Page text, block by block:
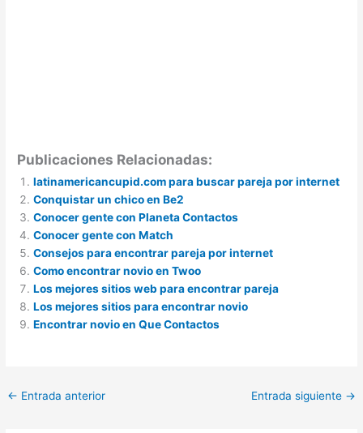
Publicaciones Relacionadas:
latinamericancupid.com para buscar pareja por internet
Conquistar un chico en Be2
Conocer gente con Planeta Contactos
Conocer gente con Match
Consejos para encontrar pareja por internet
Como encontrar novio en Twoo
Los mejores sitios web para encontrar pareja
Los mejores sitios para encontrar novio
Encontrar novio en Que Contactos
← Entrada anterior Entrada siguiente →